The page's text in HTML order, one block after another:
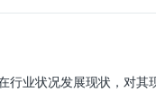
业状况发展现状，对